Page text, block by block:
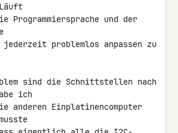
Programmiersprache und der
jederzeit problemlos anpassen zu
sind die Schnittstellen nach
ich
anderen Einplatinencomputer